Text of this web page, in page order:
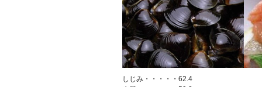
しじみ・・・・・62.4